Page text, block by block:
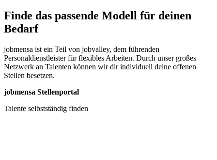
Finde das passende Modell für deinen
Bedarf
jobmensa ist ein Teil von jobvalley, dem führenden
Personaldienstleister für flexibles Arbeiten. Durch unser großes
Netzwerk an Talenten können wir dir individuell deine offenen
Stellen besetzen.
jobmensa Stellenportal
Talente selbstständig finden